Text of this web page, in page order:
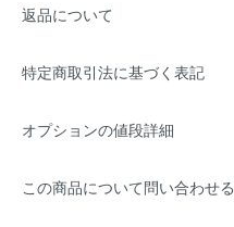
返品について
特定商取引法に基づく表記
オプションの値段詳細
この商品について問い合わせる